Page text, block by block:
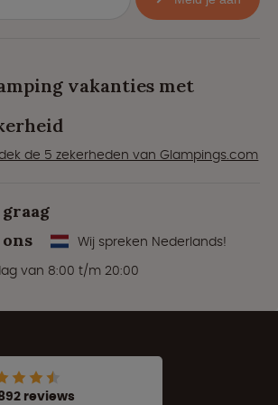
vakanties met
de 5 zekerheden van Glampings.com
Wij spreken Nederlands!
van 8:00 t/m 20:00
reviews